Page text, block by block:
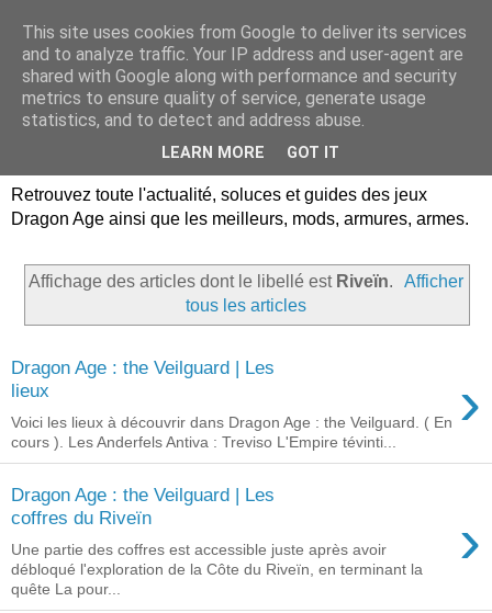
Dragon Age Univers :
Guides, soluces, infos sur
les jeux Dragon Age.
Retrouvez toute l'actualité, soluces et guides des jeux
Dragon Age ainsi que les meilleurs, mods, armures, armes.
Affichage des articles dont le libellé est Riveïn.
Afficher
tous les articles
Dragon Age : the Veilguard | Les
lieux
›
Voici les lieux à découvrir dans Dragon Age : the Veilguard. ( En
cours ). Les Anderfels Antiva : Treviso L'Empire tévinti...
Dragon Age : the Veilguard | Les
coffres du Riveïn
›
Une partie des coffres est accessible juste après avoir
débloqué l'exploration de la Côte du Riveïn, en terminant la
quête La pour...
This site uses cookies from Google to deliver its services
and to analyze traffic. Your IP address and user-agent are
shared with Google along with performance and security
metrics to ensure quality of service, generate usage
statistics, and to detect and address abuse.
LEARN MORE GOT IT